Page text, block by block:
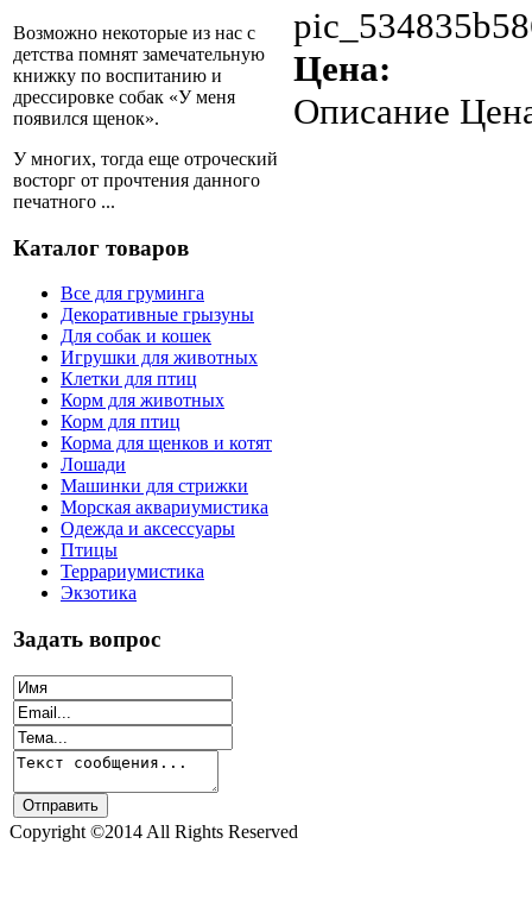
Возможно некоторые из нас с
детства помнят замечательную
книжку по воспитанию и
дрессировке собак «У меня
появился щенок».
У многих, тогда еще отроческий
восторг от прочтения данного
печатного ...
Каталог товаров
Все для груминга
Декоративные грызуны
Для собак и кошек
Игрушки для животных
Клетки для птиц
Корм для животных
Корм для птиц
Корма для щенков и котят
Лошади
Машинки для стрижки
Морская аквариумистика
Одежда и аксессуары
Птицы
Террариумистика
Экзотика
Задать вопрос
Цена:
Описание
Copyright ©2014 All Rights Reserved